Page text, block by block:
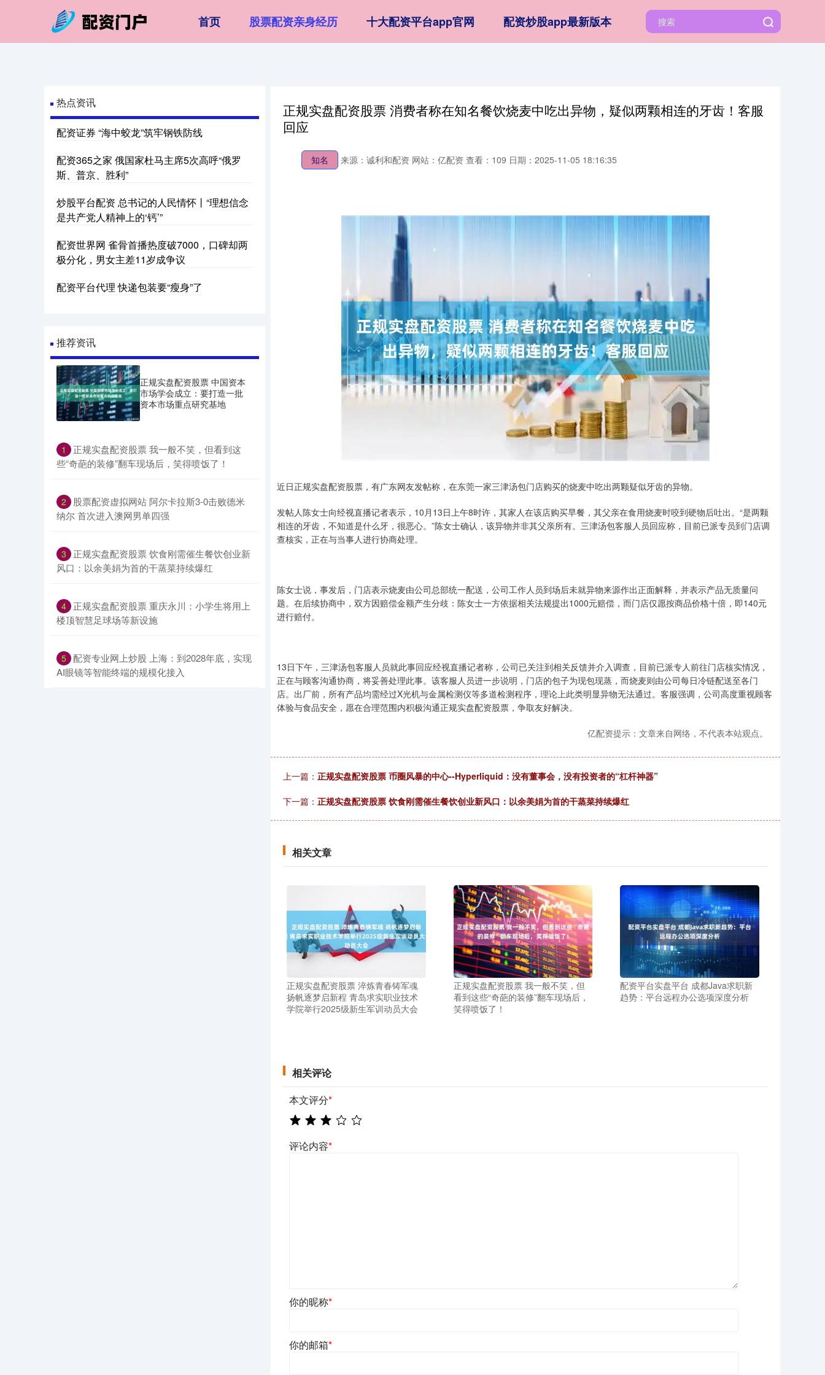
首页 股票配资亲身经历 十大配资平台app官网 配资炒股app最新版本
正规实盘配资股票 消费者称在知名餐饮烧麦中吃出异物，疑似两颗相连的牙齿！客服
回应
知名 来源：诚利和配资 网站：亿配资 查看：109 日期：2025-11-05 18:16:35
近日正规实盘配资股票，有广东网友发帖称，在东莞一家三津汤包门店购买的烧麦中吃出两颗疑似牙齿的异物。
发帖人陈女士向经视直播记者表示，10月13日上午8时许，其家人在该店购买早餐，其父亲在食用烧麦时咬到硬物后吐出。“是两颗
相连的牙齿，不知道是什么牙，很恶心。”陈女士确认，该异物并非其父亲所有。三津汤包客服人员回应称，目前已派专员到门店调
查核实，正在与当事人进行协商处理。
陈女士说，事发后，门店表示烧麦由公司总部统一配送，公司工作人员到场后未就异物来源作出正面解释，并表示产品无质量问
题。在后续协商中，双方因赔偿金额产生分歧：陈女士一方依据相关法规提出1000元赔偿，而门店仅愿按商品价格十倍，即140元
进行赔付。
13日下午，三津汤包客服人员就此事回应经视直播记者称，公司已关注到相关反馈并介入调查，目前已派专人前往门店核实情况，
正在与顾客沟通协商，将妥善处理此事。该客服人员进一步说明，门店的包子为现包现蒸，而烧麦则由公司每日冷链配送至各门
店。出厂前，所有产品均需经过X光机与金属检测仪等多道检测程序，理论上此类明显异物无法通过。客服强调，公司高度重视顾客
体验与食品安全，愿在合理范围内积极沟通正规实盘配资股票，争取友好解决。
亿配资提示：文章来自网络，不代表本站观点。
上一篇： 正规实盘配资股票 币圈风暴的中心--Hyperliquid：没有董事会，没有投资者的“杠杆神器”
下一篇： 正规实盘配资股票 饮食刚需催生餐饮创业新风口：以余美娟为首的干蒸菜持续爆红
相关文章
正规实盘配资股票 淬炼青春铸军魂
扬帆逐梦启新程 青岛求实职业技术
学院举行2025级新生军训动员大会
正规实盘配资股票 我一般不笑，但
看到这些“奇葩的装修”翻车现场后，
笑得喷饭了！
配资平台实盘平台 成都Java求职新
趋势：平台远程办公选项深度分析
相关评论
本文评分*
评论内容*
你的昵称*
你的邮箱*
热点资讯
配资证券 “海中蛟龙”筑牢钢铁防线
配资365之家 俄国家杜马主席5次高呼“俄罗
斯、普京、胜利”
炒股平台配资 总书记的人民情怀丨“理想信念
是共产党人精神上的‘钙’”
配资世界网 雀骨首播热度破7000，口碑却两
极分化，男女主差11岁成争议
配资平台代理 快递包装要“瘦身”了
推荐资讯
正规实盘配资股票 中国资本
市场学会成立：要打造一批
资本市场重点研究基地
1
​正规实盘配资股票 我一般不笑，但看到这
些“奇葩的装修”翻车现场后，笑得喷饭了！
2
​股票配资虚拟网站 阿尔卡拉斯3-0击败德米
纳尔 首次进入澳网男单四强
3
​正规实盘配资股票 饮食刚需催生餐饮创业新
风口：以余美娟为首的干蒸菜持续爆红
4 ​正规实盘配资股票 重庆永川：小学生将用上
楼顶智慧足球场等新设施
5 ​配资专业网上炒股 上海：到2028年底，实现
AI眼镜等智能终端的规模化接入